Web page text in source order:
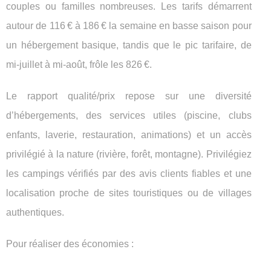
couples ou familles nombreuses. Les tarifs démarrent
autour de 116 € à 186 € la semaine en basse saison pour
un hébergement basique, tandis que le pic tarifaire, de
mi-juillet à mi-août, frôle les 826 €.
Le rapport qualité/prix repose sur une diversité
d’hébergements, des services utiles (piscine, clubs
enfants, laverie, restauration, animations) et un accès
privilégié à la nature (rivière, forêt, montagne). Privilégiez
les campings vérifiés par des avis clients fiables et une
localisation proche de sites touristiques ou de villages
authentiques.
Pour réaliser des économies :